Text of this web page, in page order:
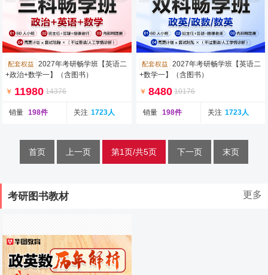
配套权益
2027年考研畅学班【英语二
+政治+数学一】（含图书）
￥ 11980 14376
销量 198件 关注 1723人
配套权益
2027年考研畅学班【英语二
+数学一】（含图书）
￥ 8480 10176
销量 198件 关注 1723人
首页 上一页 第1页/共5页 下一页 末页
更多
考研图书教材